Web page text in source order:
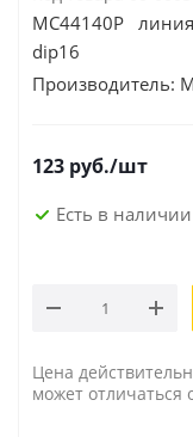
MC44140P
dip16
Производитель:
123 руб./шт
Есть в наличии
Цена
может отличаться